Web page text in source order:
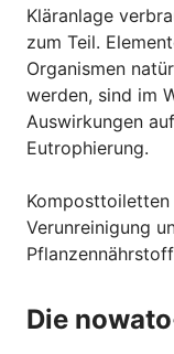
Kläranlage
zum Teil.
Organismen
werden, sind im
Auswirkungen
Eutrophierung.
Verunreinigung
Die